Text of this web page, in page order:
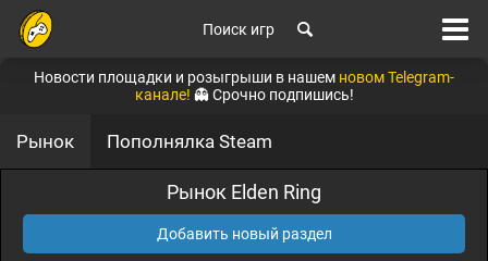
Поиск игр
Новости площадки и розыгрыши в нашем новом Telegram-
канале! 👻 Срочно подпишись!
Рынок Пополнялка Steam
Рынок Elden Ring
Добавить новый раздел